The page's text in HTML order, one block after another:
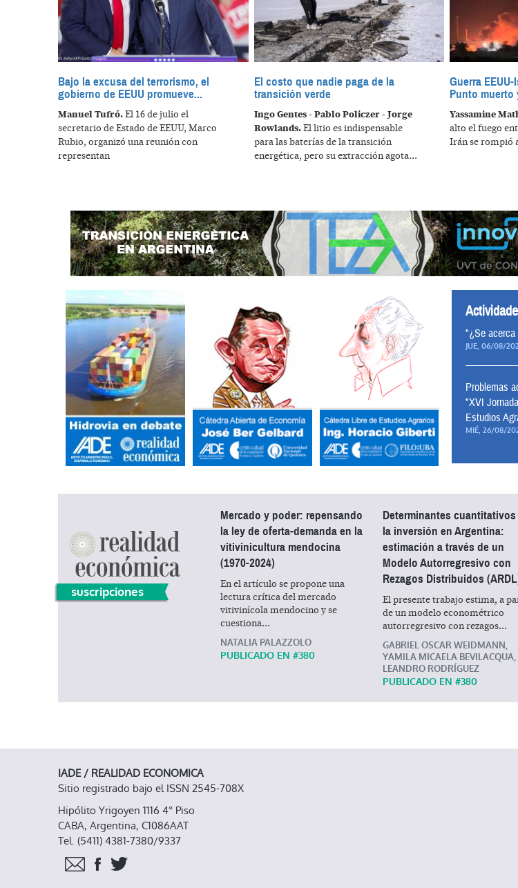
Bajo la excusa del terrorismo, el
gobierno de EEUU promueve...
Manuel Tufró.El 16 de julio el
secretario de Estado de EEUU, Marco
Rubio, organizó una reunión con
representan
El costo que nadie paga de la
transición verde
Ingo Gentes - Pablo Policzer - Jorge
Rowlands.El litio es indispensable
para las baterías de la transición
energética, pero su extracción agota...
Guerra
Punto muerto
Yassamine
alto el fuego
Irán se rompió
"¿Se
JUE, 06/08/
Problemas
"XVI
Estudios
MIÉ, 26/08/
suscripciones
Mercado y poder: repensando
la ley de oferta-demanda en la
vitivinicultura mendocina
(1970-2024)
En el artículo se propone una
lectura crítica del mercado
vitivinícola mendocino y se
cuestiona...
NATALIA PALAZZOLO
PUBLICADO EN #380
Determinantes
la inversión en Argentina:
estimación a través de un
Modelo Autorregresivo con
Rezagos Distribuidos
El presente trabajo estima, a
de un modelo econométrico
autorregresivo con rezagos...
GABRIEL OSCAR WEIDMANN,
YAMILA MICAELA BEVILACQUA,
LEANDRO RODRÍGUEZ
PUBLICADO EN #380
IADE / REALIDAD ECONOMICA
Sitio registrado bajo el ISSN 2545-708X
Hipólito Yrigoyen 1116 4° Piso
CABA, Argentina, C1086AAT
Tel. (5411) 4381-7380/9337